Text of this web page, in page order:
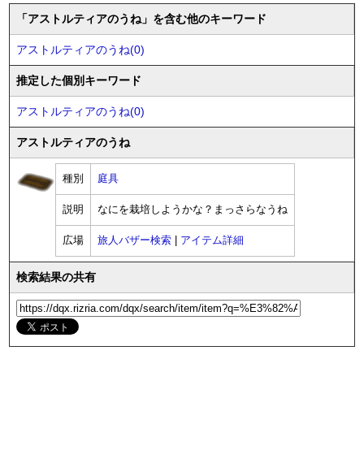
「アストルティアのうね」を含む他のキーワード
アストルティアのうね(0)
推定した個別キーワード
アストルティアのうね(0)
アストルティアのうね
種別 庭具
説明 なにを栽培しようかな？まっさらなうね
広場 旅人バザー検索 アイテム詳細
検索結果の共有